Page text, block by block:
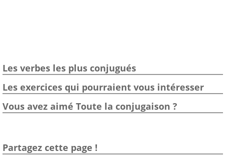
Les verbes les plus conjugués
Les exercices qui pourraient vous intéresser
Vous avez aimé Toute la conjugaison ?
Partagez cette page !